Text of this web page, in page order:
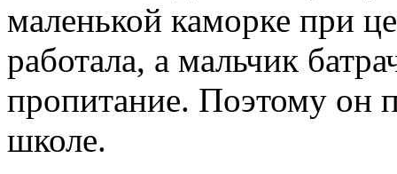
маленькой каморке при
работала, а мальчик
пропитание. Поэтому он
школе.